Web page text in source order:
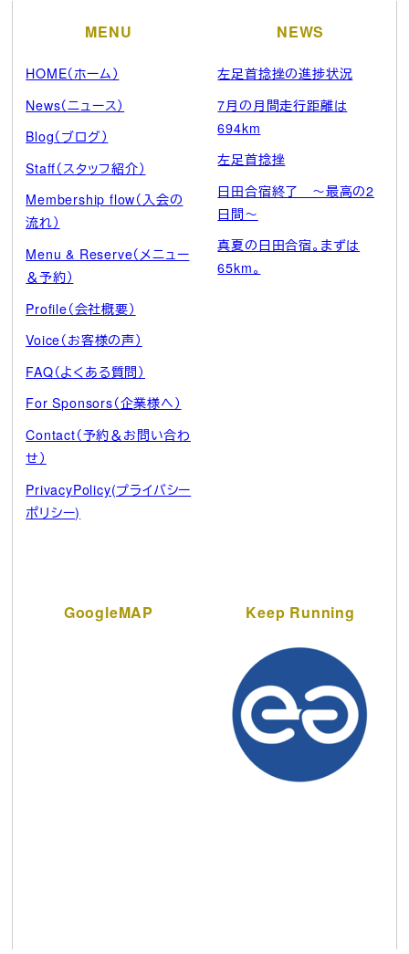
MENU
HOME（ホーム）
News（ニュース）
Blog（ブログ）
Staff（スタッフ紹介）
Membership flow（入会の
流れ）
Menu & Reserve（メニュー
＆予約）
Profile（会社概要）
Voice（お客様の声）
FAQ（よくある質問）
For Sponsors（企業様へ）
Contact（予約＆お問い合わ
せ）
PrivacyPolicy(プライバシー
ポリシー)
NEWS
左足首捻挫の進捗状況
7月の月間走行距離は
694km
左足首捻挫
日田合宿終了 ～最高の2
日間～
真夏の日田合宿。まずは
65km。
GoogleMAP Keep Running